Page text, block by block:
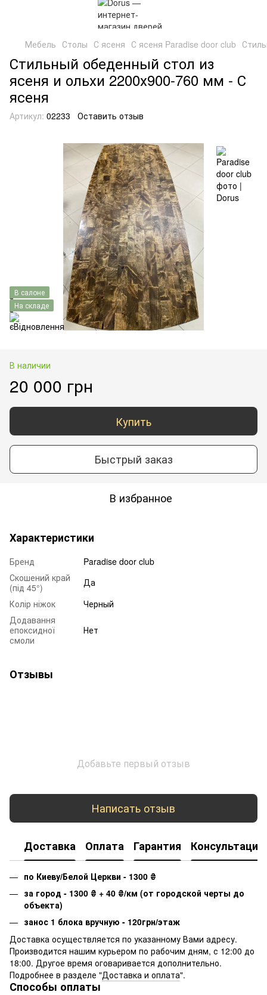
Мебель Столы С ясеня С ясеня Paradise door club
Стильный обеденный стол из
ясеня и ольхи 2200х900-760 мм - С
ясеня
Артикул: 02233 Оставить отзыв
В салоне
На складе
В наличии
20 000 грн
Купить
Быстрый заказ
В избранное
Характеристики
Бренд
Paradise door club
Скошений край
(під 45°)
Да
Колір ніжок
Черный
Додавання
епоксидної
смоли
Нет
Отзывы
Добавьте первый отзыв
Написать отзыв
Доставка Оплата Гарантия Консультация
по Киеву/Белой Церкви - 1300 ₴
за город - 1300 ₴ + 40 ₴/км (от городской черты до
объекта)
занос 1 блока вручную - 120грн/этаж
Доставка осуществляется по указанному Вами адресу.
Производится нашим курьером по рабочим дням, с 12:00 до
18:00. Другое время оговаривается дополнительно.
Подробнее в разделе "Доставка и оплата".
Способы оплаты